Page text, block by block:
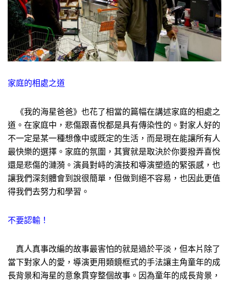
家庭的相處之道
《我的海星爸爸》也花了相當的篇幅在講述家庭的相處之
道。在家庭中，悲傷跟喜悅都是具有傳染性的。對家人好的
不一定是某一種想像中或既定的生活，而是現在能讓所有人
最快樂的選擇。家庭的氛圍，其實就是取決於你要撥弄喜悅
還是悲傷的漣漪。演員對峙的演技和導演塑造的緊張感，也
讓我們深刻體會到說很簡單，但做到絕不容易，也因此更值
得我們去努力和學習。
不要認輸！
真人真事改編的故事最害怕的就是過於平淡，但本片除了
當下對家人的愛，導演更用類鏡框式的手法讓主角童年的成
長背景和海星的意象貫穿整個故事。因為童年的成長背景，